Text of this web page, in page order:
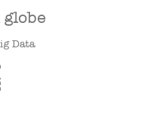
Data